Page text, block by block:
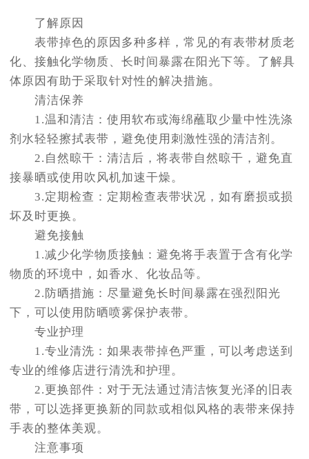
了解原因
表带掉色的原因多种多样，常见的有表带材质老
化、接触化学物质、长时间暴露在阳光下等。了解具
体原因有助于采取针对性的解决措施。
清洁保养
1.温和清洁：使用软布或海绵蘸取少量中性洗涤
剂水轻轻擦拭表带，避免使用刺激性强的清洁剂。
2.自然晾干：清洁后，将表带自然晾干，避免直
接暴晒或使用吹风机加速干燥。
3.定期检查：定期检查表带状况，如有磨损或损
坏及时更换。
避免接触
1.减少化学物质接触：避免将手表置于含有化学
物质的环境中，如香水、化妆品等。
2.防晒措施：尽量避免长时间暴露在强烈阳光
下，可以使用防晒喷雾保护表带。
专业护理
1.专业清洗：如果表带掉色严重，可以考虑送到
专业的维修店进行清洗和护理。
2.更换部件：对于无法通过清洁恢复光泽的旧表
带，可以选择更换新的同款或相似风格的表带来保持
手表的整体美观。
注意事项